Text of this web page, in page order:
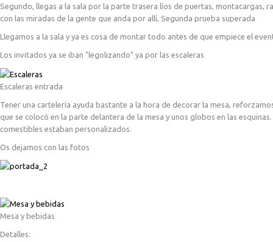
Segundo, llegas a la sala por la parte trasera líos de puertas, montacargas,
con las miradas de la gente que anda por allí, Segunda prueba superada
Llegamos a la sala y ya es cosa de montar todo antes de que empiece el
Los invitados ya se iban "legolizando" ya por las escaleras
Escaleras entrada
Tener una cartelería ayuda bastante a la hora de decorar la mesa,
que se colocó en la parte delantera de la mesa y unos globos en las
comestibles estaban personalizados.
Os dejamos con las fotos
Mesa y bebidas
Detalles: